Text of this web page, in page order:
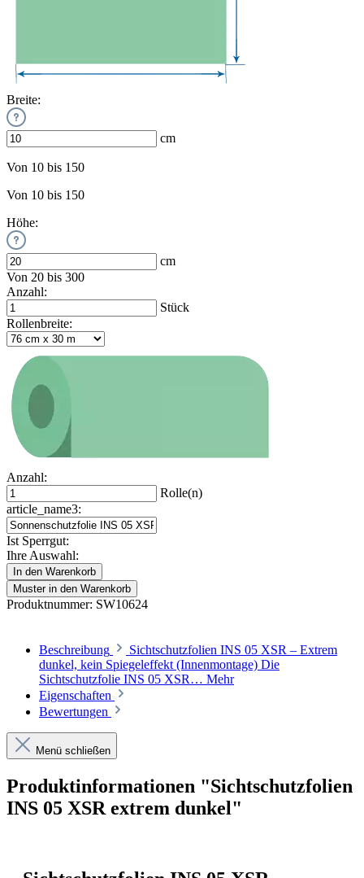
Breite:
cm
Von 10 bis 150
Von 10 bis 150
Höhe:
cm
Von 20 bis 300
Anzahl:
Stück
Rollenbreite:
Anzahl:
Rolle(n)
article_name3:
Ist Sperrgut:
Ihre Auswahl:
In den Warenkorb
Muster in den Warenkorb
Produktnummer: SW10624
Beschreibung
Sichtschutzfolien INS 05 XSR – Extrem
dunkel, kein Spiegeleffekt (Innenmontage) Die
Sichtschutzfolie INS 05 XSR… Mehr
Eigenschaften
Bewertungen
Menü schließen
Produktinformationen "Sichtschutzfolien
INS 05 XSR extrem dunkel"